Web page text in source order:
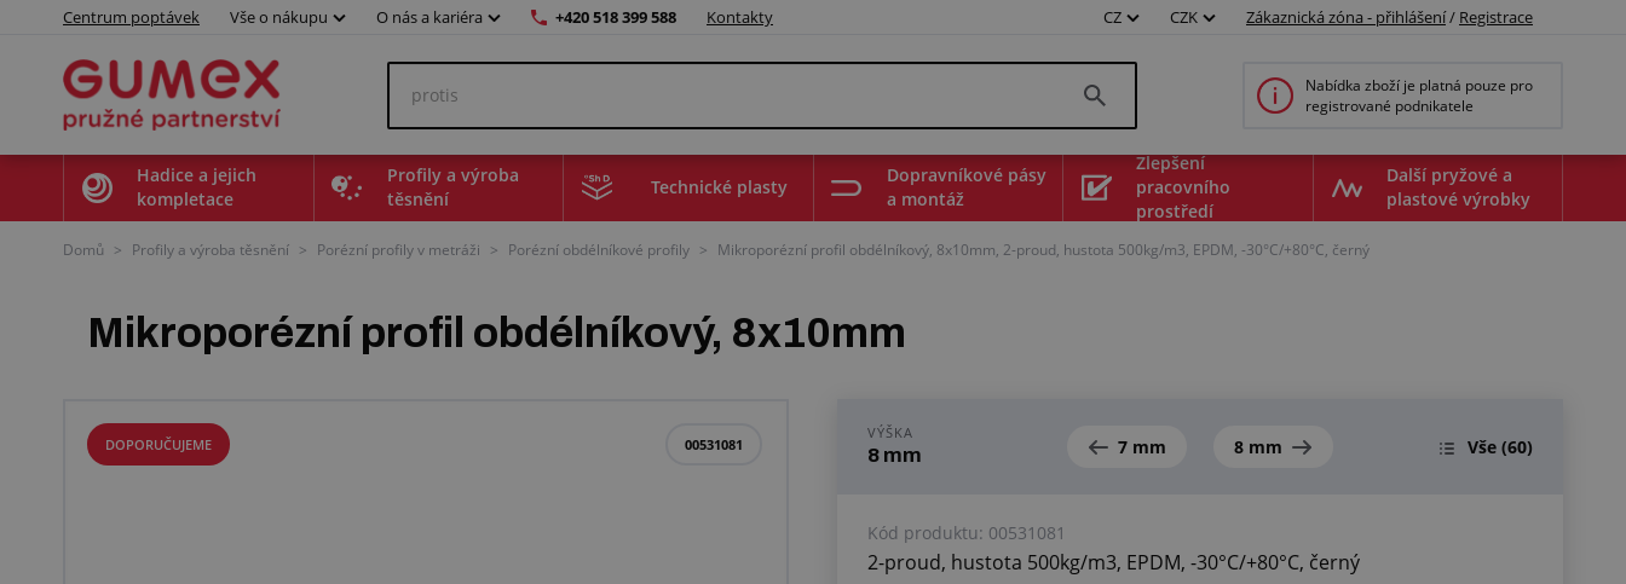
Centrum poptávek Vše o nákupu O nás a kariéra +420 518 399 588 Kontakty CZ CZK Zákaznická zóna - přihlášení/ Registrace
Nabídka zboží je platná pouze pro
registrované podnikatele
Hadice a jejich
kompletace
Profily a výroba
těsnění
Technické plasty
Dopravníkové pásy
a montáž
Zlepšení
pracovního
prostředí
Další pryžové a
plastové výrobky
Domů > Profily a výroba těsnění > Porézní profily v metráži > Porézní obdélníkové profily > Mikroporézní profil obdélníkový, 8x10mm, 2-proud, hustota 500kg/m3, EPDM, -30°C/+80°C, černý
Mikroporézní profil obdélníkový, 8x10mm
00531081 00531081
DOPORUČUJEME
VÝŠKA
8 mm 7 mm 8 mm Vše (60)
Kód produktu: 00531081
2-proud, hustota 500kg/m3, EPDM, -30°C/+80°C, černý